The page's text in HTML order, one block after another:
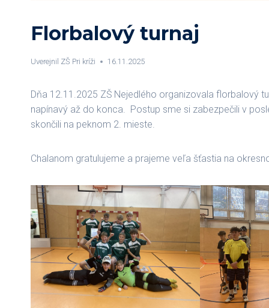
Florbalový turnaj
Uverejnil ZŠ Pri kríži 16.11.2025
Dňa 12.11.2025 ZŠ Nejedlého organizovala florbalový
napínavý až do konca. Postup sme si zabezpečili v
skončili na peknom 2. mieste.
Chalanom gratulujeme a prajeme veľa šťastia na